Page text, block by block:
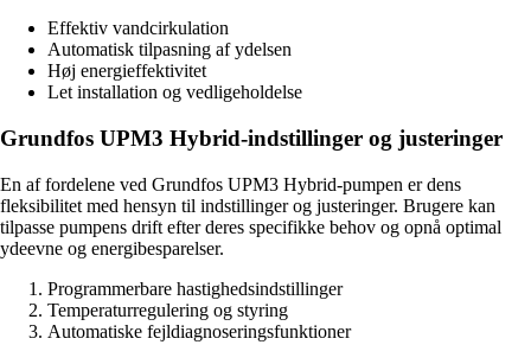
Effektiv vandcirkulation
Automatisk tilpasning af ydelsen
Høj energieffektivitet
Let installation og vedligeholdelse
Grundfos UPM3 Hybrid-indstillinger og justeringer
En af fordelene ved Grundfos UPM3 Hybrid-pumpen er dens
fleksibilitet med hensyn til indstillinger og justeringer. Brugere kan
tilpasse pumpens drift efter deres specifikke behov og opnå optimal
ydeevne og energibesparelser.
Programmerbare hastighedsindstillinger
Temperaturregulering og styring
Automatiske fejldiagnoseringsfunktioner